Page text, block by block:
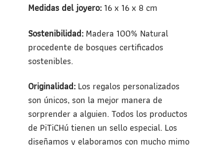
Medidas del joyero:16 x 16 x 8 cm
Sostenibilidad:Madera 100% Natural
procedente de bosques certificados
sostenibles.
Originalidad:Los regalos personalizados
son únicos, son la mejor manera de
sorprender a alguien. Todos los productos
de PiTiCHú tienen un sello especial. Los
diseñamos y elaboramos con mucho mimo